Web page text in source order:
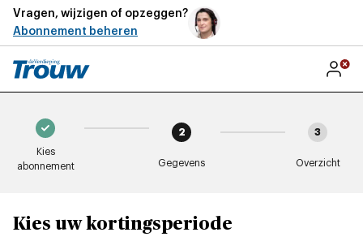
Vragen, wijzigen of opzeggen?
Abonnement beheren
Kies
abonnement
2
Gegevens
3
Overzicht
Kies uw kortingsperiode